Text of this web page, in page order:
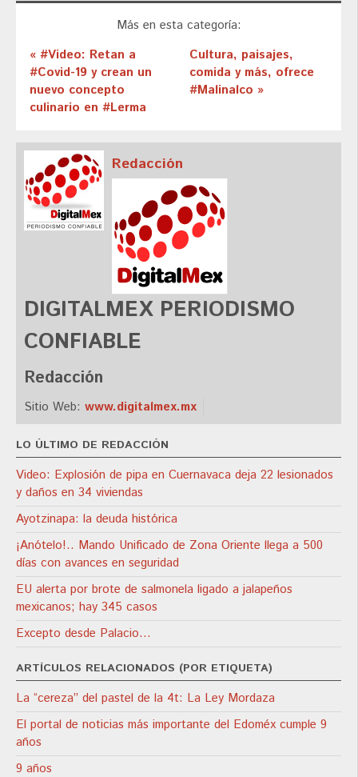
Más en esta categoría:
« #Video: Retan a
#Covid-19 y crean un
nuevo concepto
culinario en #Lerma
Cultura, paisajes,
comida y más, ofrece
#Malinalco »
Redacción
DIGITALMEX PERIODISMO
CONFIABLE
Redacción
Sitio Web: www.digitalmex.mx
LO ÚLTIMO DE REDACCIÓN
Video: Explosión de pipa en Cuernavaca deja 22 lesionados
y daños en 34 viviendas
Ayotzinapa: la deuda histórica
¡Anótelo!.. Mando Unificado de Zona Oriente llega a 500
días con avances en seguridad
EU alerta por brote de salmonela ligado a jalapeños
mexicanos; hay 345 casos
Excepto desde Palacio…
ARTÍCULOS RELACIONADOS (POR ETIQUETA)
La “cereza” del pastel de la 4t: La Ley Mordaza
El portal de noticias más importante del Edoméx cumple 9
años
9 años